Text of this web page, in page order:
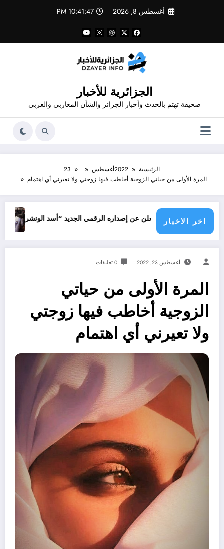
أغسطس 8, 2026 10:41:47 PM
الجزائرية للأخبار
صحيفة تهتم بالحدث وأخبار الجزائر والشأن المغاربي والعربي
الرئيسية 2022أغسطس
23
المرة الأولى من حياتي الزوجية أخاطب فيها زوجتي ولا تعيرني أي اهتمام
اخر الاخبار
شاهد يعلن عن إصداره الرقمي الجديد “أسد الونشريس” تخليدا لنضال الشهيد
جرائم
أغسطس 23, 2022 0 تعليقات
المرة الأولى من حياتي
الزوجية أخاطب فيها زوجتي
ولا تعيرني أي اهتمام